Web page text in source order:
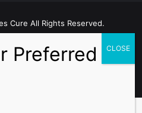
Cure All Rights Reserved.